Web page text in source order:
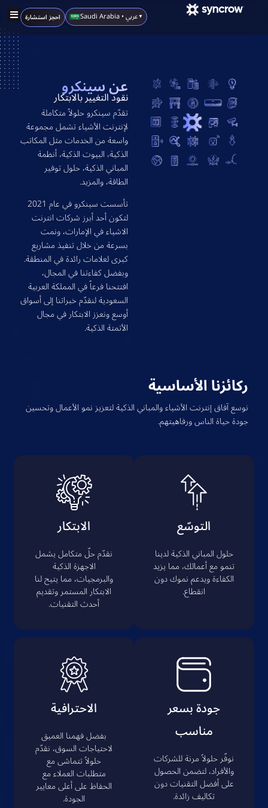
احجز استشارة Saudi Arabia • عربي▼
عن سينكرو
نقود التغيير بالابتكار
تقدّم سينكرو حلولاً متكاملة
لإنترنت الأشياء تشمل مجموعة
واسعة من الخدمات مثل المكاتب
الذكية، البيوت الذكية، أنظمة
المباني الذكية، حلول توفير
الطاقة، والمزيد.
تأسست سينكرو في عام 2021
لتكون أحد أبرز شركات انترنت
الاشياء في الإمارات، ونمت
بسرعة من خلال تنفيذ مشاريع
كبرى لعلامات رائدة في المنطقة.
وبفضل كفاءتنا في المجال،
افتتحنا فرعاً في المملكة العربية
السعودية لنقدّم خبراتنا إلى أسواق
أوسع ونعزز الابتكار في مجال
الأتمتة الذكية.
ركائزنا الأساسية
نوسع آفاق إنترنت الأشياء والمباني الذكية لتعزيز نمو الأعمال وتحسين
جودة حياة الناس ورفاهيتهم.
التوسّع
حلول المباني الذكية لدينا
تنمو مع أعمالك، مما يزيد
الكفاءة ويدعم نموك دون
انقطاع.
الابتكار
نقدّم حلّ متكامل يشمل
الاجهزة الذكية
والبرمجيات، مما يتيح لنا
الابتكار المستمر وتقديم
أحدث التقنيات.
جودة بسعر
مناسب
نوفّر حلولاً مرنة للشركات
والأفراد، لتضمن الحصول
على أفضل التقنيات دون
تكاليف زائدة.
الاحترافية
بفضل فهمنا العميق
لاحتياجات السوق، نقدّم
حلولاً تتماشى مع
متطلبات العملاء مع
الحفاظ على أعلى معايير
الجودة.